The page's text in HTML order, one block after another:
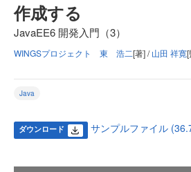
作成する
JavaEE6 開発入門（3）
WINGSプロジェクト 東 浩二[著] /山田 祥寛[
Java
ダウンロード サンプルファイル